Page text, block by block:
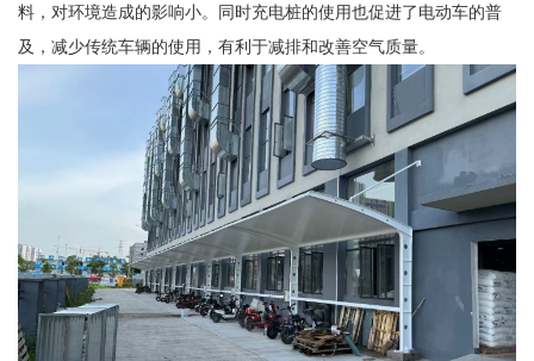
料，对环境造成的影响小。同时充电桩的使用也促进了电动车的普
及，减少传统车辆的使用，有利于减排和改善空气质量。